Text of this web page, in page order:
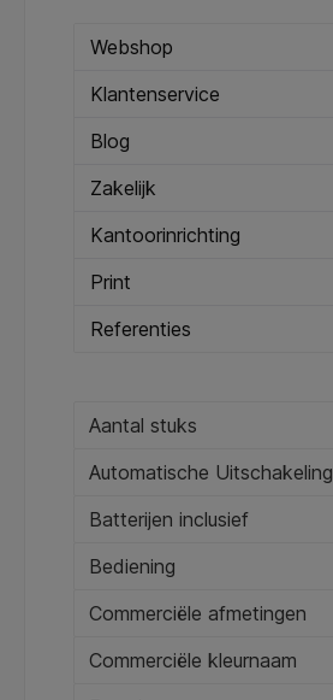
Webshop
Klantenservice
Blog
Zakelijk
Kantoorinrichting
Print
Referenties
Aantal stuks
Automatische Uitschakeling
Batterijen inclusief
Bediening
Commerciële afmetingen
Commerciële kleurnaam